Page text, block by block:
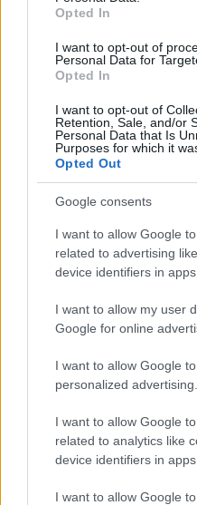
Opted In
I want to opt-out of
Personal Data for
Opted In
I want to opt-out of
Retention, Sale, and/or
Personal Data that Is
Purposes for which it
Opted Out
Google consents
I want to allow Google
related to advertising
device identifiers in apps.
I want to allow my user
Google for online
I want to allow Google
personalized advertising.
I want to allow Google
related to analytics like
device identifiers in apps.
I want to allow Google
εντελώς καταπληκτικοί
Μέχρι την επόμενη
καλό παιχνίδι!
Αν σας άρεσε αυτό το
να γίνετε εντελώς
Subscribing στο
Fan art
τη μάχη με